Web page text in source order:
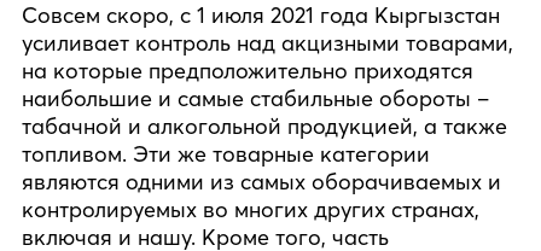
Совсем скоро, с 1 июля 2021 года Кыргызстан
усиливает контроль над акцизными товарами,
на которые предположительно приходятся
наибольшие и самые стабильные обороты –
табачной и алкогольной продукцией, а также
топливом. Эти же товарные категории
являются одними из самых оборачиваемых и
контролируемых во многих других странах,
включая и нашу. Кроме того, часть